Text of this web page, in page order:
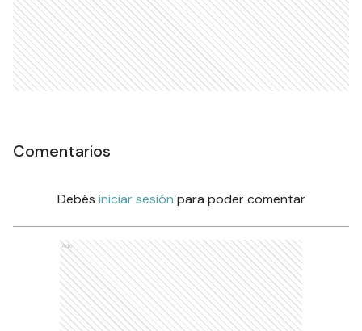
Comentarios
Debés iniciar sesión para poder comentar
Ads